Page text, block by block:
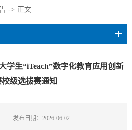
-> 正文
学生“iTeach”数字化教育应用创新
校级选拔赛通知
发布日期：2026-06-02